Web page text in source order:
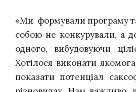
«Ми формували програму
собою не конкурували, а
одного, вибудовуючи
Хотілося виконати
показати потенціал